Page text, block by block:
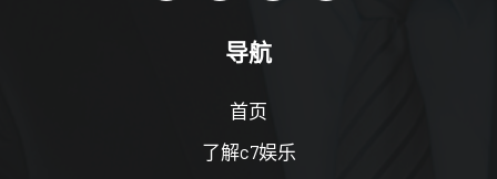
导航
首页
了解c7娱乐